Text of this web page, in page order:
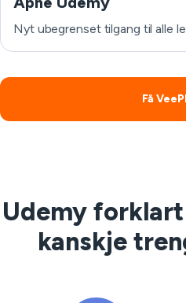
Nyt ubegrenset tilgang til alle
Få
Udemy
kanskje